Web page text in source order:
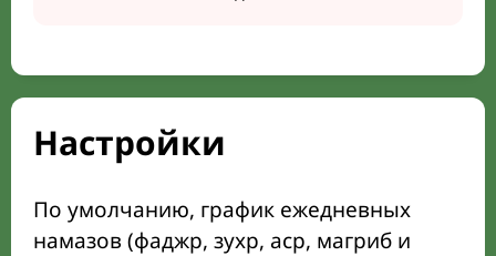
Настройки
По умолчанию, график ежедневных
намазов (фаджр, зухр, аср, магриб и